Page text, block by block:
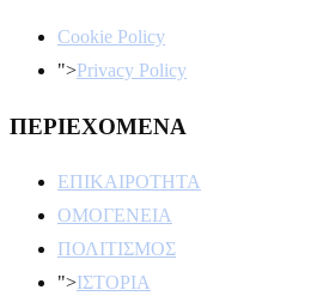
Cookie Policy
">Privacy Policy
ΠΕΡΙΕΧΟΜΕΝΑ
ΕΠΙΚΑΙΡΟΤΗΤΑ
ΟΜΟΓΕΝΕΙΑ
ΠΟΛΙΤΙΣΜΟΣ
">ΙΣΤΟΡΙΑ